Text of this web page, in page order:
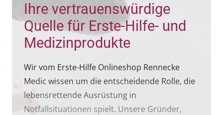
Ihre vertrauenswürdige
Quelle für Erste-Hilfe- und
Medizinprodukte
Wir vom Erste-Hilfe Onlineshop Rennecke
Medic wissen um die entscheidende Rolle, die
lebensrettende Ausrüstung in
Notfallsituationen spielt. Unsere Gründer,